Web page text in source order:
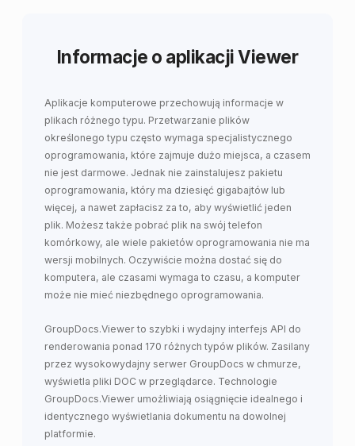
Informacje o aplikacji Viewer
Aplikacje komputerowe przechowują informacje w
plikach różnego typu. Przetwarzanie plików
określonego typu często wymaga specjalistycznego
oprogramowania, które zajmuje dużo miejsca, a czasem
nie jest darmowe. Jednak nie zainstalujesz pakietu
oprogramowania, który ma dziesięć gigabajtów lub
więcej, a nawet zapłacisz za to, aby wyświetlić jeden
plik. Możesz także pobrać plik na swój telefon
komórkowy, ale wiele pakietów oprogramowania nie ma
wersji mobilnych. Oczywiście można dostać się do
komputera, ale czasami wymaga to czasu, a komputer
może nie mieć niezbędnego oprogramowania.
GroupDocs.Viewer to szybki i wydajny interfejs API do
renderowania ponad 170 różnych typów plików. Zasilany
przez wysokowydajny serwer GroupDocs w chmurze,
wyświetla pliki DOC w przeglądarce. Technologie
GroupDocs.Viewer umożliwiają osiągnięcie idealnego i
identycznego wyświetlania dokumentu na dowolnej
platformie.